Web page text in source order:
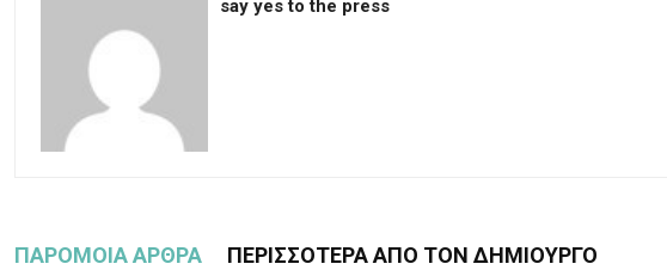
say yes to the press
ΠΑΡΟΜΟΙΑ ΑΡΘΡΑ ΠΕΡΙΣΣΟΤΕΡΑ ΑΠΟ ΤΟΝ ΔΗΜΙΟΥΡΓΟ